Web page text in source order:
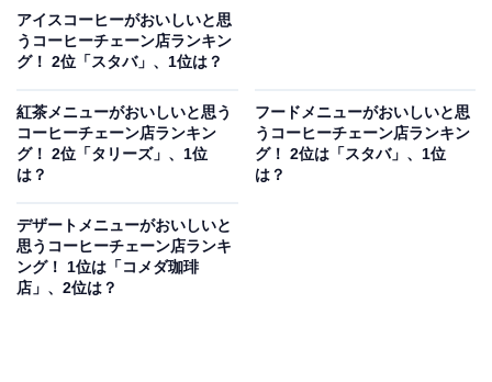
られました。
さらに、「モーニングでよく行くのですが、朝に合う味
です（40代男性／長野県）」「スッキリして飲みやすい
（30代男性／埼玉県）」「パンに合う（40代女性／愛知
県）」などの声もありました。
アイスコーヒーがおいしいと思
うコーヒーチェーン店ランキン
グ！ 2位「スタバ」、1位は？
紅茶メニューがおいしいと思う
コーヒーチェーン店ランキン
グ！ 2位「タリーズ」、1位
は？
フードメニューがおいしいと思
うコーヒーチェーン店ランキン
グ！ 2位は「スタバ」、1位
は？
デザートメニューがおいしいと
思うコーヒーチェーン店ランキ
ング！ 1位は「コメダ珈琲
店」、2位は？